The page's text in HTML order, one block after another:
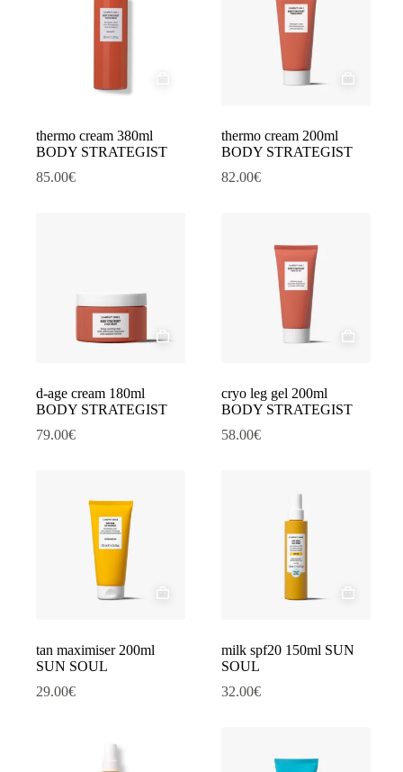
thermo cream 380ml
BODY STRATEGIST
85.00€
thermo cream 200ml
BODY STRATEGIST
82.00€
d-age cream 180ml
BODY STRATEGIST
79.00€
cryo leg gel 200ml
BODY STRATEGIST
58.00€
tan maximiser 200ml
SUN SOUL
29.00€
milk spf20 150ml SUN
SOUL
32.00€